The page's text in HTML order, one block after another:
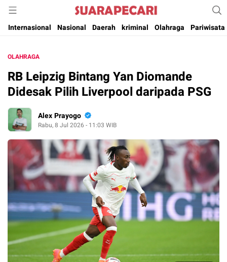
Suara Pecari
Suara Pencerahan Anak Negeri ( Berita Aktual & Terpercaya )
Internasional
Nasional Daerah kriminal Olahraga Pariwisata
OLAHRAGA
RB Leipzig Bintang Yan Diomande
Didesak Pilih Liverpool daripada PSG
Alex Prayogo
Rabu, 8 Jul 2026 - 11:03 WIB